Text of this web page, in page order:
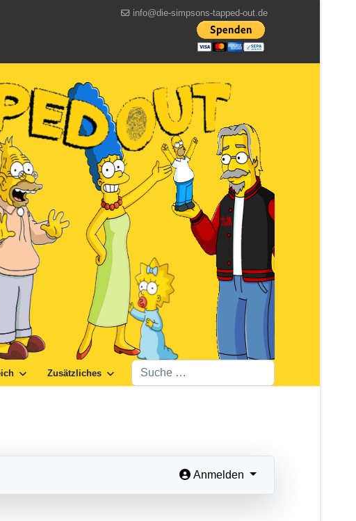
info@die-simpsons-tapped-out.de
Zusätzliches
Suchen
Anmelden